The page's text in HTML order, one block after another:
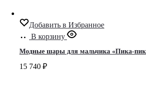
Добавить в Избранное
В корзину
Модные шары для мальчика «Пика-
15 740 ₽